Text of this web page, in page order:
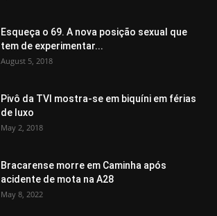
Esqueça o 69. A nova posição sexual que
tem de experimentar...
August 5, 2018
Pivô da TVI mostra-se em biquíni em férias
de luxo
May 2, 2018
Bracarense morre em Caminha após
acidente de mota na A28
May 8, 2022